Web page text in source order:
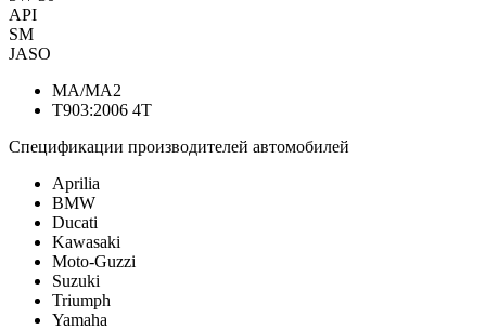
API
SM
JASO
MA/MA2
T903:2006 4T
Спецификации производителей автомобилей
Aprilia
BMW
Ducati
Kawasaki
Moto-Guzzi
Suzuki
Triumph
Yamaha